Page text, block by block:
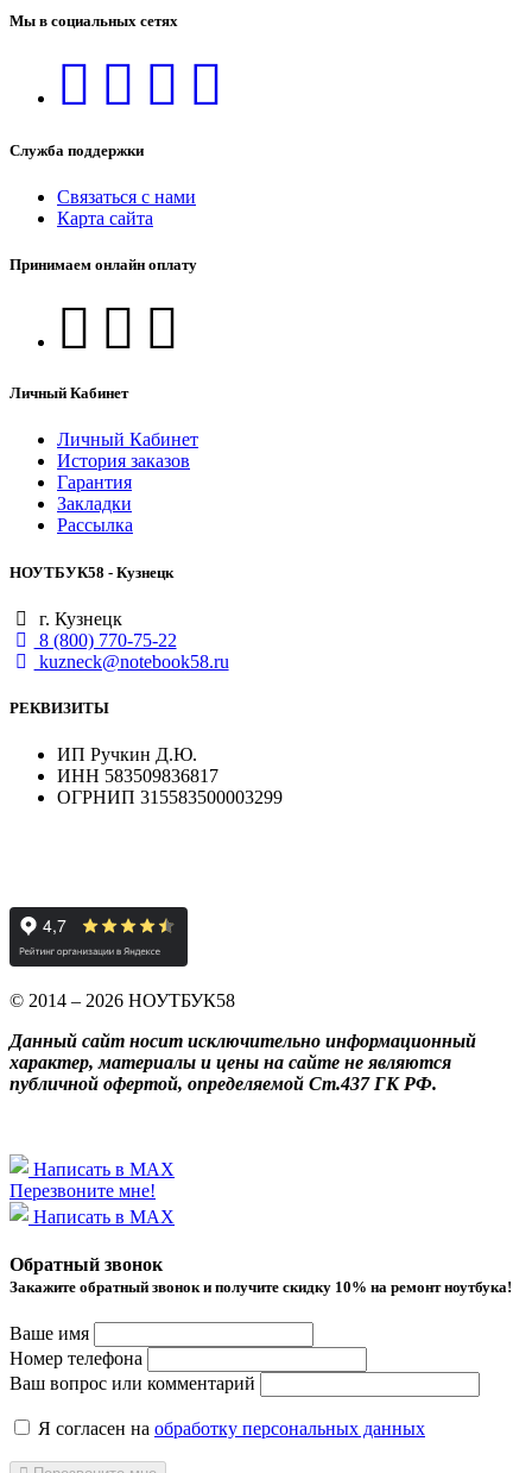
Мы в социальных сетях
Служба поддержки
Связаться с нами
Карта сайта
Принимаем онлайн оплату
Личный Кабинет
Личный Кабинет
История заказов
Гарантия
Закладки
Рассылка
НОУТБУК58 - Кузнецк
г. Кузнецк
8 (800) 770-75-22
kuzneck@notebook58.ru
РЕКВИЗИТЫ
ИП Ручкин Д.Ю.
ИНН 583509836817
ОГРНИП 315583500003299
© 2014 – 2026 НОУТБУК58
Данный сайт носит исключительно информационный
характер, материалы и цены на сайте не являются
публичной офертой, определяемой Ст.437 ГК РФ.
Написать в MAX
Перезвоните мне!
Написать в MAX
Обратный звонок
Закажите обратный звонок и получитe скидку 10% на ремонт ноутбука!
Ваше имя
Номер телефона
Ваш вопрос или комментарий
Я согласен на обработку персональных данных